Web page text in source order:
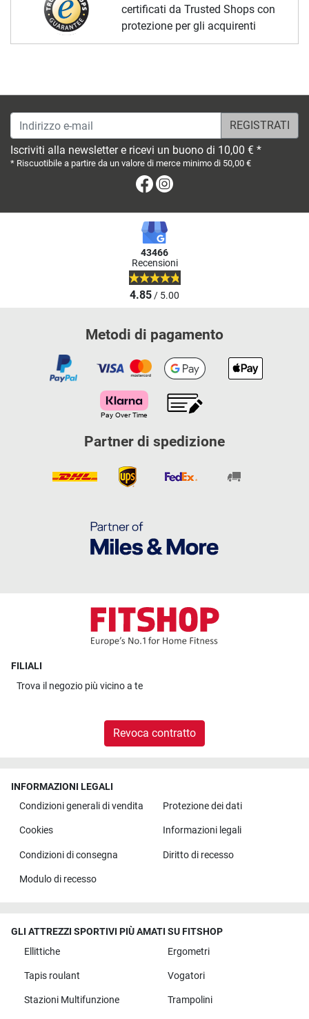
certificati da Trusted Shops con
protezione per gli acquirenti
Indirizzo e-mail
Iscriviti alla newsletter e ricevi un buono di 10,00 € *
* Riscuotibile a partire da un valore di merce minimo di 50,00 €
Facebook
43466
Recensioni
4.85/ 5.00
Metodi di pagamento
Partner di spedizione
FILIALI
Trova il negozio più vicino a te
Revoca contratto
INFORMAZIONI LEGALI
Condizioni generali di vendita
Protezione dei dati
Cookies Informazioni legali
Condizioni di consegna Diritto di recesso
Modulo di recesso
GLI ATTREZZI SPORTIVI PIÙ AMATI SU FITSHOP
Ellittiche
Ergometri
Tapis roulant Vogatori
Stazioni Multifunzione Trampolini